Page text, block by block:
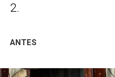
2.
ANTES